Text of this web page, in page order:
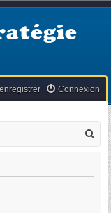
Connexion